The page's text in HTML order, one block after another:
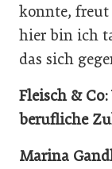
konnte,
hier bin ich
das sich
Fleisch &
berufliche
Marina